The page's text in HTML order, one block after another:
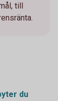
till
du